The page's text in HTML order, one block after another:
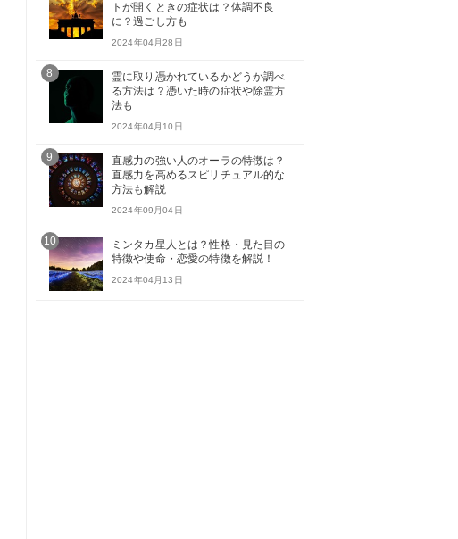
トが開くときの症状は？体調不良
に？過ごし方も
2024年04月28日
8
霊に取り憑かれているかどうか調べ
る方法は？憑いた時の症状や除霊方
法も
2024年04月10日
9
直感力の強い人のオーラの特徴は？
直感力を高めるスピリチュアル的な
方法も解説
2024年09月04日
10
ミンタカ星人とは？性格・見た目の
特徴や使命・恋愛の特徴を解説！
2024年04月13日